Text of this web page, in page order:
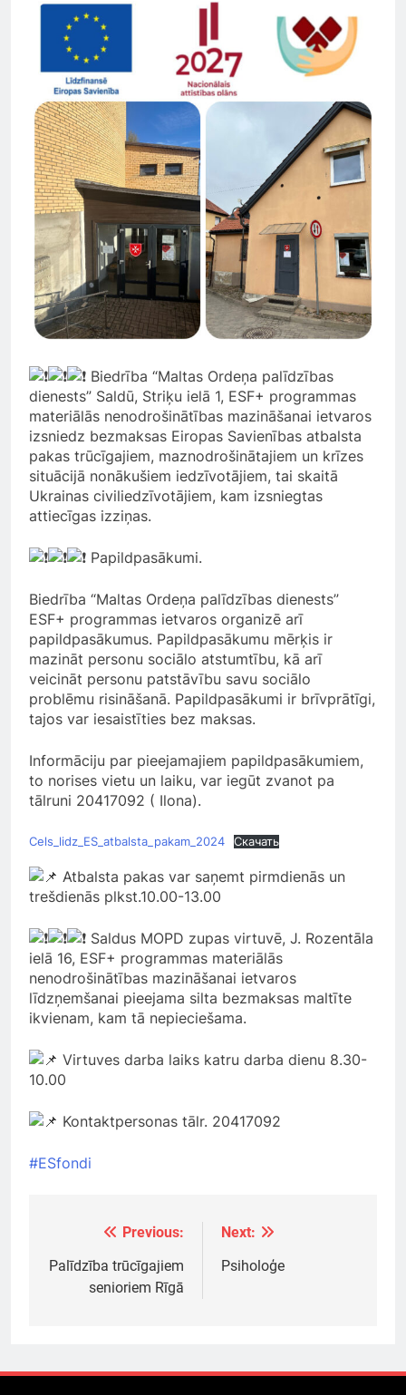
Biedrība “Maltas Ordeņa palīdzības
dienests” Saldū, Striķu ielā 1, ESF+ programmas
materiālās nenodrošinātības mazināšanai ietvaros
izsniedz bezmaksas Eiropas Savienības atbalsta
pakas trūcīgajiem, maznodrošinātajiem un krīzes
situācijā nonākušiem iedzīvotājiem, tai skaitā
Ukrainas civiliedzīvotājiem, kam izsniegtas
attiecīgas izziņas.
Papildpasākumi.
Biedrība “Maltas Ordeņa palīdzības dienests”
ESF+ programmas ietvaros organizē arī
papildpasākumus. Papildpasākumu mērķis ir
mazināt personu sociālo atstumtību, kā arī
veicināt personu patstāvību savu sociālo
problēmu risināšanā. Papildpasākumi ir brīvprātīgi,
tajos var iesaistīties bez maksas.
Informāciju par pieejamajiem papildpasākumiem,
to norises vietu un laiku, var iegūt zvanot pa
tālruni 20417092 ( Ilona).
Cels_lidz_ES_atbalsta_pakam_2024 Скачать
Atbalsta pakas var saņemt pirmdienās un
trešdienās plkst.10.00-13.00
Saldus MOPD zupas virtuvē, J. Rozentāla
ielā 16, ESF+ programmas materiālās
nenodrošinātības mazināšanai ietvaros
līdzņemšanai pieejama silta bezmaksas maltīte
ikvienam, kam tā nepieciešama.
Virtuves darba laiks katru darba dienu 8.30-
10.00
Kontaktpersonas tālr. 20417092
#ESfondi
izvēlne
Previous:
Palīdzība trūcīgajiem
senioriem Rīgā
Next:
Psiholoģe